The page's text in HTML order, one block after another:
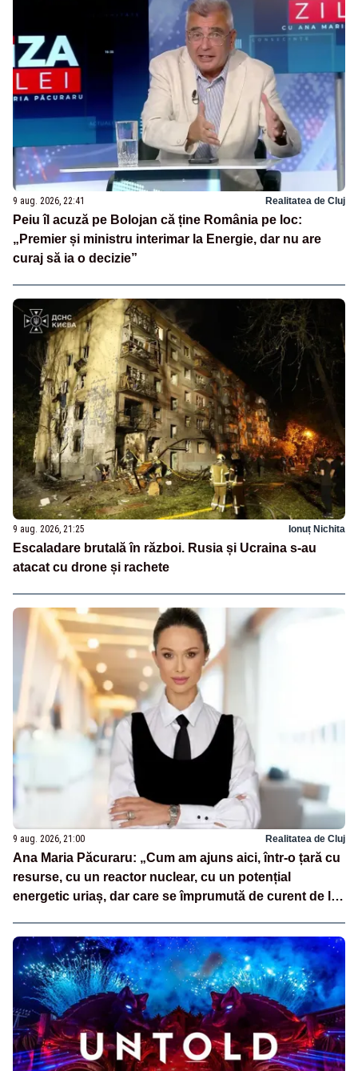
9 aug. 2026, 22:41 Realitatea de Cluj
Peiu îl acuză pe Bolojan că ține România pe loc:
„Premier și ministru interimar la Energie, dar nu are
curaj să ia o decizie”
9 aug. 2026, 21:25 Ionuț Nichita
Escaladare brutală în război. Rusia și Ucraina s-au
atacat cu drone și rachete
9 aug. 2026, 21:00 Realitatea de Cluj
Ana Maria Păcuraru: „Cum am ajuns aici, într-o țară cu
resurse, cu un reactor nuclear, cu un potențial
energetic uriaș, dar care se împrumută de curent de la